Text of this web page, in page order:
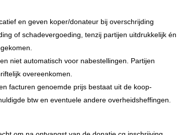
en geven koper/donateur bij overschrijding
of schadevergoeding, tenzij partijen uitdrukkelijk én
niet automatisch voor nabestellingen. Partijen
overeenkomen.
facturen genoemde prijs bestaat uit de koop-
btw en eventuele andere overheidsheffingen.